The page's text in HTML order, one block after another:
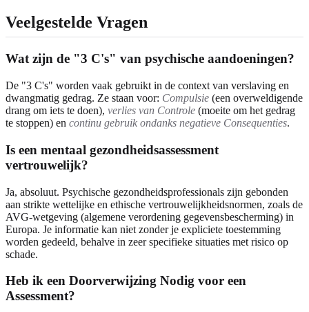
Veelgestelde Vragen
Wat zijn de "3 C's" van psychische aandoeningen?
De "3 C's" worden vaak gebruikt in de context van verslaving en
dwangmatig gedrag. Ze staan voor: Compulsie (een overweldigende
drang om iets te doen), verlies van Controle (moeite om het gedrag
te stoppen) en continu gebruik ondanks negatieve Consequenties.
Is een mentaal gezondheidsassessment
vertrouwelijk?
Ja, absoluut. Psychische gezondheidsprofessionals zijn gebonden
aan strikte wettelijke en ethische vertrouwelijkheidsnormen, zoals de
AVG-wetgeving (algemene verordening gegevensbescherming) in
Europa. Je informatie kan niet zonder je expliciete toestemming
worden gedeeld, behalve in zeer specifieke situaties met risico op
schade.
Heb ik een Doorverwijzing Nodig voor een
Assessment?